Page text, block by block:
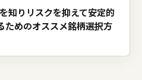
知りリスクを抑えて安定的
ためのオススメ銘柄選択方